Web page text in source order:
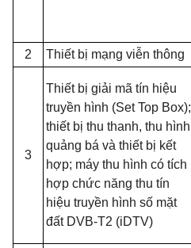
2
Thiết bị mạng viễn thông
3
Thiết bị giải mã tín hiệu
truyền hình (Set Top Box);
thiết bị thu thanh, thu hình
quảng bá và thiết bị kết
hợp; máy thu hình có tích
hợp chức năng thu tín
hiệu truyền hình số mặt
đất DVB-T2 (iDTV)